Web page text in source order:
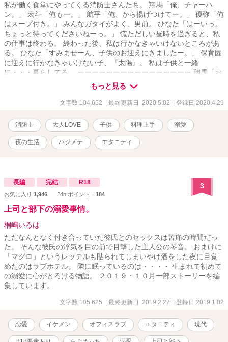
私が働く食堂にやってくる消防士さんたち。 翔馬「俺、チャーハ
ン。」 宏斗「俺もー。」 航平「俺、から揚げつけてー。」 優弥「俺
はスープ付き。」 みんなガタイがよく、男前。 ひなた「はーいっ。
ちょっと待ってくださいねーっ。」 慌ただしい昼時を過ぎると、私
の仕事は終わる。 終わった後、私は行かなきゃいけないところがあ
る。 ひなた「すみませーん、子供のお迎えにきましたー。」 保育園
に迎えに行かなきゃいけない子、『太陽』。 私は子供と一緒
に・・・暮らしてる。 ーーーーーーーーーーーーーーーー 翔馬「お
いおい嘘だろ？」 宏斗「子供・・・いたんだ・・。」 航平「いくつ
ん時の子だよ・・・・。」 優弥「マジか・・・。」 消防署で開かれ
たお祭りに連れて行った太陽。 太陽の存在を知った一人の消防士さ
『パパ』になる。」 「俺はひなたが好きだ。・・・絶対振り向かせ
るから覚悟しとけよ？」 ※お話に出てくる内容は、全て想像の世界
です。現実世界とは何ら関係ありません。 ※感想やコメントは受け
付けることができません。 メンタルが薄氷なもので・・・すみませ
もっと見る
文字数 104,652 | 最終更新日 2020.5.02 | 登録日 2020.4.29
消防士 大人LOVE 子供 料理上手 溺愛
夜の生活 ハジメテ エタニティ
長編 完結 R18
お気に入り:1,946 24h.ポイント： 184
3
上司と部下の溺愛事情。
桐嶋いろは
ただなんとなく付き合っていた彼氏とのセックスは苦痛の時間だっ
た。 そんな彼氏の浮気を目の前で目撃した主人公の琴音。 おまけに
「マグロ」というレッテルも貼られてしまいやけ酒をした夜に目覚
めたのはラブホテル。 隣に眠っているのは・・・・ 生まれて初めて
の溺愛に心がとろける物語。 ２０１９・１０月一部ストーリーを編
集しています。
文字数 105,625 | 最終更新日 2019.2.27 | 登録日 2019.1.02
恋愛 イケメン オフィスラブ エタニティ 現代